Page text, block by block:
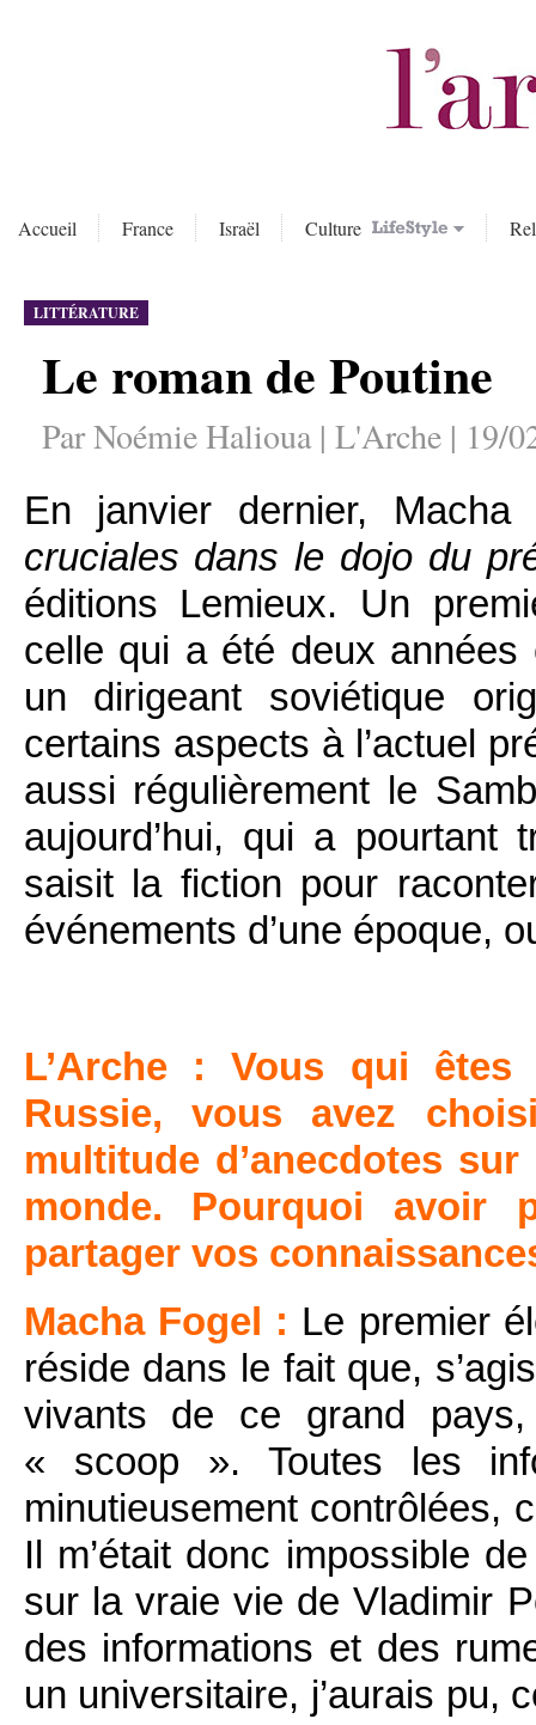
Accueil France Israël Culture
LITTÉRATURE
Le roman de Poutine
Par Noémie Halioua | L'Arche | 19/
En janvier dernier,
cruciales dans le dojo du
éditions Lemieux. Un
celle qui a été deux années
un dirigeant soviétique
certains aspects à l’actuel
aussi régulièrement le
aujourd’hui, qui a
saisit la fiction pour
événements d’une époque,
L’Arche : Vous qui
Russie, vous avez
multitude d’anecdotes
monde. Pourquoi avoir
partager vos
Macha Fogel : Le premier
réside dans le fait que,
vivants de ce grand
« scoop ». Toutes les
minutieusement contrôlées,
Il m’était donc impossible
sur la vraie vie de Vladimir
des informations et des
un universitaire, j’aurais pu,